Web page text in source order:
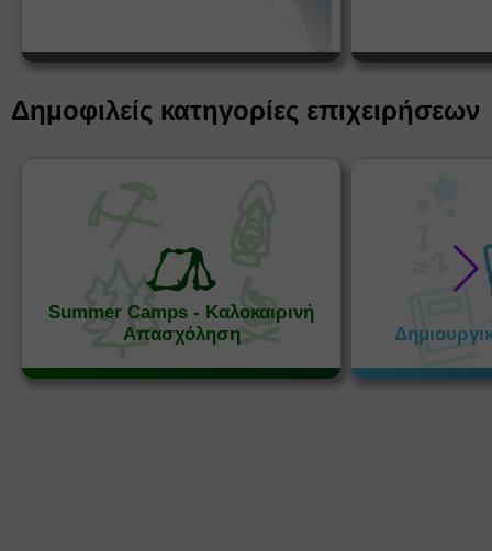
Δημοφιλείς κατηγορίες επιχειρήσεων
Summer Camps - Καλοκαιρινή
Απασχόληση